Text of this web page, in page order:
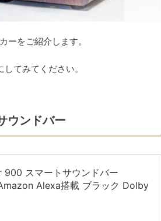
ーをご紹介します。
てみてください。
ウンドバー
スマートサウンドバー
Alexa搭載 ブラック Dolby